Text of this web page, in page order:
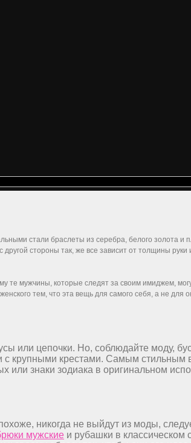
стали браслеты из серебра, белого
другой стороны так, же все зависит от толщины
те мужчины, которые следят за своим имиджем,
тем, что эта вещь для самого себя, а не для
или цепочки. Но, соблюдайте
крупными крестами. Самым
или знаки зодиака в оригинальном
никогда не выйдут из моды,
мужские и рубашки в классическом